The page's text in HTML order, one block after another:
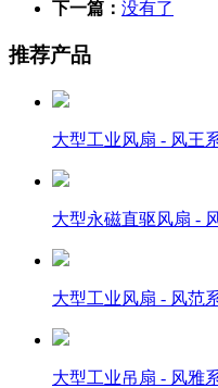
下一篇： 没有了
推荐产品
大型工业风扇 - 风王
大型永磁直驱风扇 -
大型工业风扇 - 风范
大型工业吊扇 - 风雅